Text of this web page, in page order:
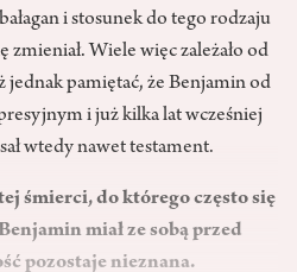
i stosunek do tego rodzaju
Wiele więc zależało od
jednak pamiętać, że Benjamin od
i już kilka lat wcześniej
wtedy nawet testament.
śmierci, do którego często się
miał ze sobą przed
pozostaje nieznana.